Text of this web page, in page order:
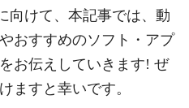
向けて、本記事では、動
おすすめのソフト・アプ
お伝えしていきます! ぜ
ますと幸いです。